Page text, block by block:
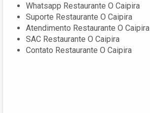
Whatsapp Restaurante O Caipira
Suporte Restaurante O Caipira
Atendimento Restaurante O Caipira
SAC Restaurante O Caipira
Contato Restaurante O Caipira